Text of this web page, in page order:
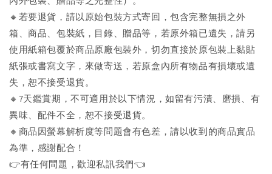
🔸若要退貨，請以原始包裝方式寄回，包含完整無損之外
箱、商品、包裝紙，目錄、贈品等，若原外箱已遺失，請另
使用紙箱包覆於商品原廠包裝外，切勿直接於原包裝上黏貼
紙張或書寫文字，來做寄送，若原盒內所有物品有損壞或遺
失，恕不接受退貨。
🔸7天鑑賞期，不可適用於以下情況，如留有污漬、磨損、有
異味、配件不全，恕不接受退貨。
🔸商品因螢幕解析度等問題會有色差，請以收到的商品實品
為準，感謝配合！
👉️有任何問題，歡迎私訊我們👈️